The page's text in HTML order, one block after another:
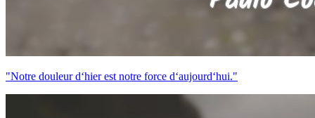
"Notre douleur d‘hier est notre force d‘aujourd‘hui."